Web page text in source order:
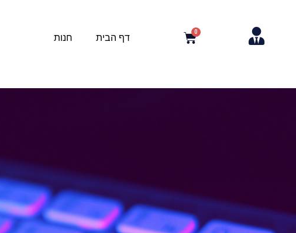
דף הבית חנות